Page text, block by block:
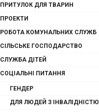
ПРИТУЛОК ДЛЯ ТВАРИН
ПРОЕКТИ
РОБОТА КОМУНАЛЬНИХ СЛУЖБ
СІЛЬСЬКЕ ГОСПОДАРСТВО
СЛУЖБА ДІТЕЙ
СОЦІАЛЬНІ ПИТАННЯ
ГЕНДЕР
ДЛЯ ЛЮДЕЙ З ІНВАЛІДНІСТЮ